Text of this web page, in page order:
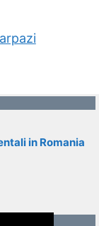
in Romania